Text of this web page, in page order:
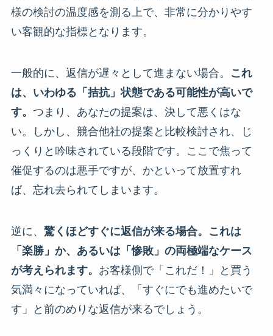
様の検討の温度感を測る上で、非常に分かりやす
い客観的な指標となります。
一般的に、返信が遅々として進まない場合。
これ
は、いわゆる「拮抗」状態である可能性が高いで
す。 つまり、あなたの提案は、決して悪くはな
い。しかし、競合他社の提案と比較検討され、じ
っくりと吟味されている段階です。ここで焦って
催促するのは悪手ですが、かといって放置すれ
ば、忘れ去られてしまいます。
逆に、 驚くほどすぐに返信が来る場合。これは
「楽勝」か、あるいは「惨敗」の両極端なケース
が考えられます。 お客様側で「これだ！」と買う
気満々になっていれば、「すぐにでも進めたいで
す」と前のめりな返信が来るでしょう。